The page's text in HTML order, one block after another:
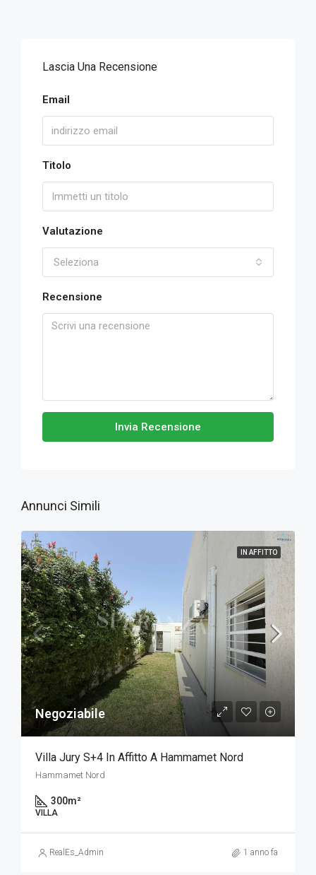
Lascia Una Recensione
Email
Titolo
Valutazione
Seleziona
Recensione
Invia Recensione
Annunci Simili
IN AFFITTO
Negoziabile
Villa Jury S+4 In Affitto A Hammamet Nord
Hammamet Nord
300m²
VILLA
RealEs_Admin 1 anno fa